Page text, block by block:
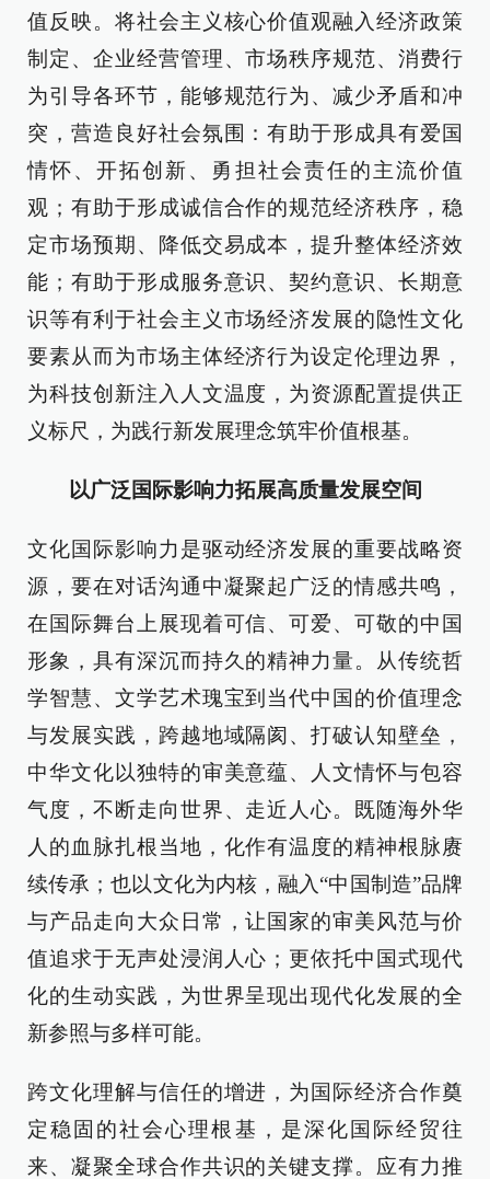
值反映。将社会主义核心价值观融入经济政策
制定、企业经营管理、市场秩序规范、消费行
为引导各环节，能够规范行为、减少矛盾和冲
突，营造良好社会氛围：有助于形成具有爱国
情怀、开拓创新、勇担社会责任的主流价值
观；有助于形成诚信合作的规范经济秩序，稳
定市场预期、降低交易成本，提升整体经济效
能；有助于形成服务意识、契约意识、长期意
识等有利于社会主义市场经济发展的隐性文化
要素从而为市场主体经济行为设定伦理边界，
为科技创新注入人文温度，为资源配置提供正
义标尺，为践行新发展理念筑牢价值根基。
以广泛国际影响力拓展高质量发展空间
文化国际影响力是驱动经济发展的重要战略资
源，要在对话沟通中凝聚起广泛的情感共鸣，
在国际舞台上展现着可信、可爱、可敬的中国
形象，具有深沉而持久的精神力量。从传统哲
学智慧、文学艺术瑰宝到当代中国的价值理念
与发展实践，跨越地域隔阂、打破认知壁垒，
中华文化以独特的审美意蕴、人文情怀与包容
气度，不断走向世界、走近人心。既随海外华
人的血脉扎根当地，化作有温度的精神根脉赓
续传承；也以文化为内核，融入“中国制造”品牌
与产品走向大众日常，让国家的审美风范与价
值追求于无声处浸润人心；更依托中国式现代
化的生动实践，为世界呈现出现代化发展的全
新参照与多样可能。
跨文化理解与信任的增进，为国际经济合作奠
定稳固的社会心理根基，是深化国际经贸往
来、凝聚全球合作共识的关键支撑。应有力推